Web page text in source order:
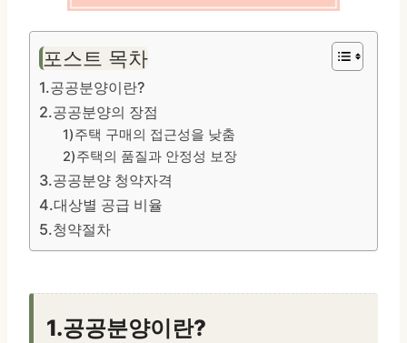
포스트 목차
1.공공분양이란?
2.공공분양의 장점
1)주택 구매의 접근성을 낮춤
2)주택의 품질과 안정성 보장
3.공공분양 청약자격
4.대상별 공급 비율
5.청약절차
1.공공분양이란?